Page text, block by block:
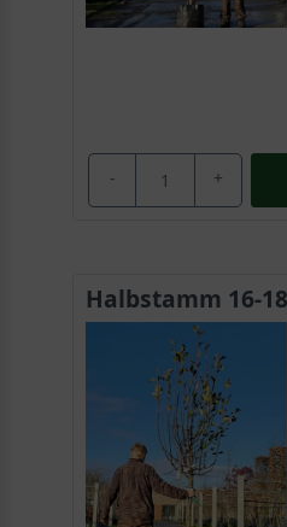
- +
Halbstamm 16-